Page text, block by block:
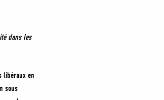
dans les
libéraux en
sous